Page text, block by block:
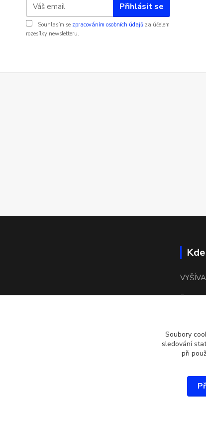
Přihlásit se
Souhlasím se zpracováním osobních údajů za účelem
rozesílky newsletteru.
kulaté
Soubory
sledování
při